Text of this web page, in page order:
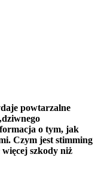
powtarzalne
o tym, jak
Czym jest stimming
więcej szkody niż